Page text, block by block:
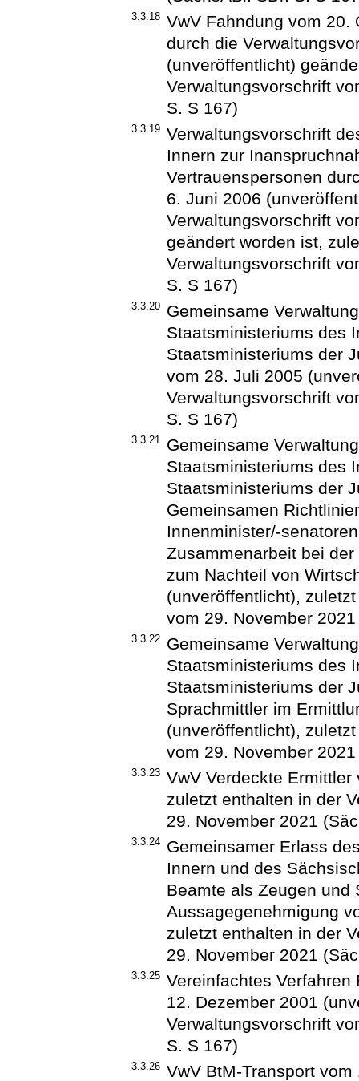
3.3.18 VwV Fahndung vom 20.
durch die
(unveröffentlicht)
Verwaltungsvorschrift
S. S 167)
3.3.19 Verwaltungsvorschrift
Innern zur
Vertrauenspersonen
6. Juni 2006
Verwaltungsvorschrift
geändert worden ist,
Verwaltungsvorschrift
S. S 167)
3.3.20
Gemeinsame
Staatsministeriums des
Staatsministeriums der
vom 28. Juli 2005
Verwaltungsvorschrift
S. S 167)
3.3.21
Gemeinsame
Staatsministeriums des
Staatsministeriums der
Gemeinsamen
Innenminister/-
Zusammenarbeit bei
zum Nachteil von
(unveröffentlicht),
vom 29. November
3.3.22
Gemeinsame
Staatsministeriums des
Staatsministeriums der
Sprachmittler im
(unveröffentlicht),
vom 29. November
3.3.23 VwV Verdeckte
zuletzt enthalten in der
29. November 2021
3.3.24
Gemeinsamer Erlass
Innern und des
Beamte als Zeugen und
Aussagegenehmigung
zuletzt enthalten in der
29. November 2021
3.3.25 Vereinfachtes
12. Dezember 2001
Verwaltungsvorschrift
S. S 167)
3.3.26 VwV BtM-Transport